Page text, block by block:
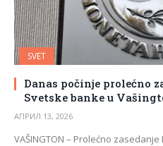
SVET
Danas počinje prolećno
Svetske banke u
АПРИЛ 13, 2026
VAŠINGTON – Prolećno